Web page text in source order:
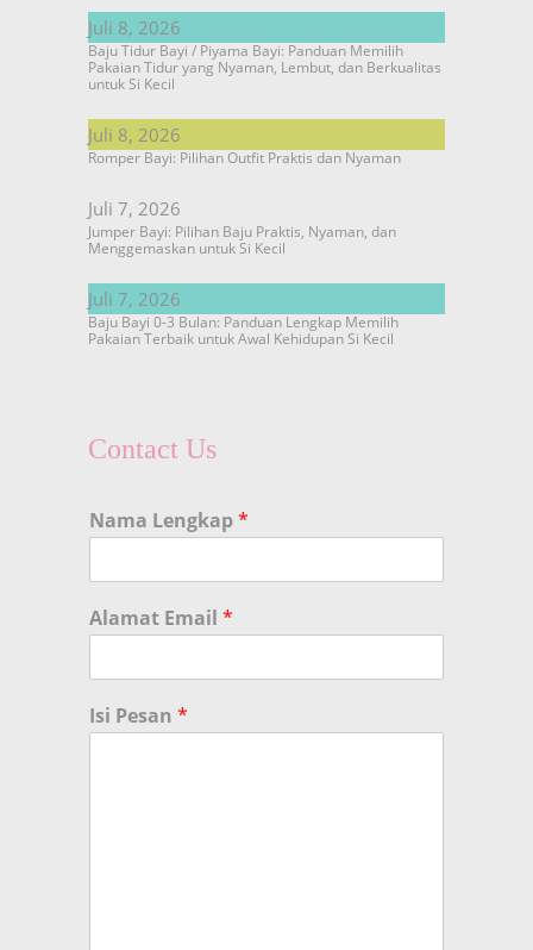
Juli 8, 2026
Baju Tidur Bayi / Piyama Bayi: Panduan Memilih
Pakaian Tidur yang Nyaman, Lembut, dan Berkualitas
untuk Si Kecil
Juli 8, 2026
Romper Bayi: Pilihan Outfit Praktis dan Nyaman
Juli 7, 2026
Jumper Bayi: Pilihan Baju Praktis, Nyaman, dan
Menggemaskan untuk Si Kecil
Juli 7, 2026
Baju Bayi 0-3 Bulan: Panduan Lengkap Memilih
Pakaian Terbaik untuk Awal Kehidupan Si Kecil
Contact Us
Nama Lengkap*
Alamat Email *
Isi Pesan *